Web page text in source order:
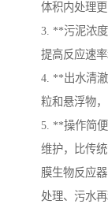
体积内处理
3. **污泥浓
提高反应速率
4. **出水清
粒和悬浮物，
5. **操作简
维护，比传
膜生物反应
处理、污水